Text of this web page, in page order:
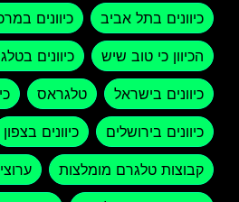
כיוונים בתל אביב
כיוונים
הכיוון כי טוב שיש כיוונים
כיוונים בישראל טלגראס
כיוונים בירושלים כיוונים בצפון
קבוצות טלגרם מומלצות